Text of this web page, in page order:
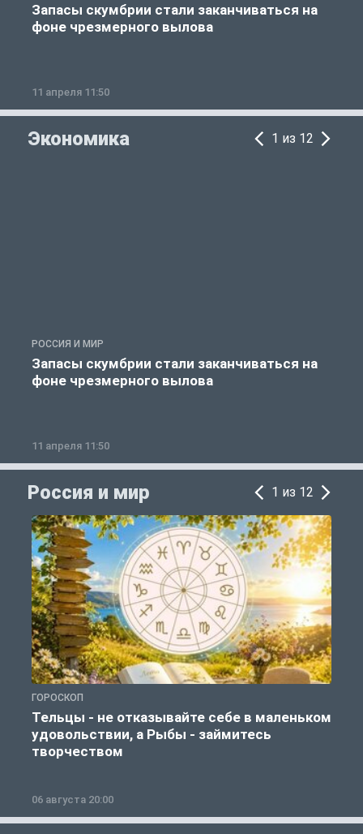
Запасы скумбрии стали заканчиваться на
фоне чрезмерного вылова
11 апреля 11:50
Экономика 1 из 12
РОССИЯ И МИР
Запасы скумбрии стали заканчиваться на
фоне чрезмерного вылова
11 апреля 11:50
Россия и мир 1 из 12
ГОРОСКОП
Тельцы - не отказывайте себе в маленьком
удовольствии, а Рыбы - займитесь
творчеством
06 августа 20:00